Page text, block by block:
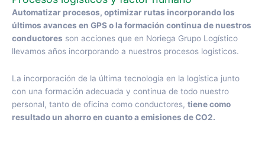
Automatizar procesos, optimizar rutas incorporando los
últimos avances en GPS o la formación continua de nuestros
conductores son acciones que en Noriega Grupo Logístico
llevamos años incorporando a nuestros procesos logísticos.
La incorporación de la última tecnología en la logística junto
con una formación adecuada y continua de todo nuestro
personal, tanto de oficina como conductores, tiene como
resultado un ahorro en cuanto a emisiones de CO2.